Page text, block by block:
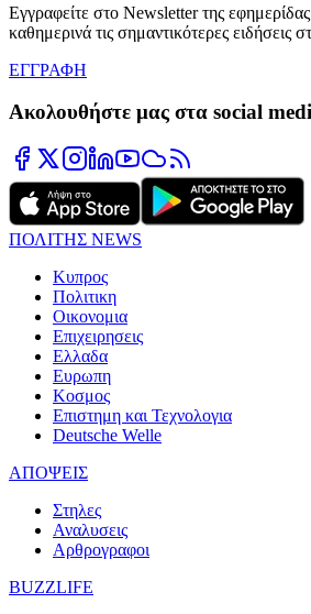
Εγγραφείτε στο Newsletter της
καθημερινά τις σημαντικότερες ειδήσεις
ΕΓΓΡΑΦΗ
Ακολουθήστε μας στα social
ΠΟΛΙΤΗΣ NEWS
Κυπρος
Πολιτικη
Οικονομια
Επιχειρησεις
Ελλαδα
Ευρωπη
Κοσμος
Επιστημη και Τεχνολογια
Deutsche Welle
ΑΠΟΨΕΙΣ
Στηλες
Αναλυσεις
Αρθρογραφοι
BUZZLIFE